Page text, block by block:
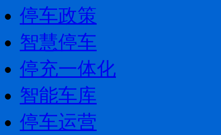
停车政策
智慧停车
停充一体化
智能车库
停车运营